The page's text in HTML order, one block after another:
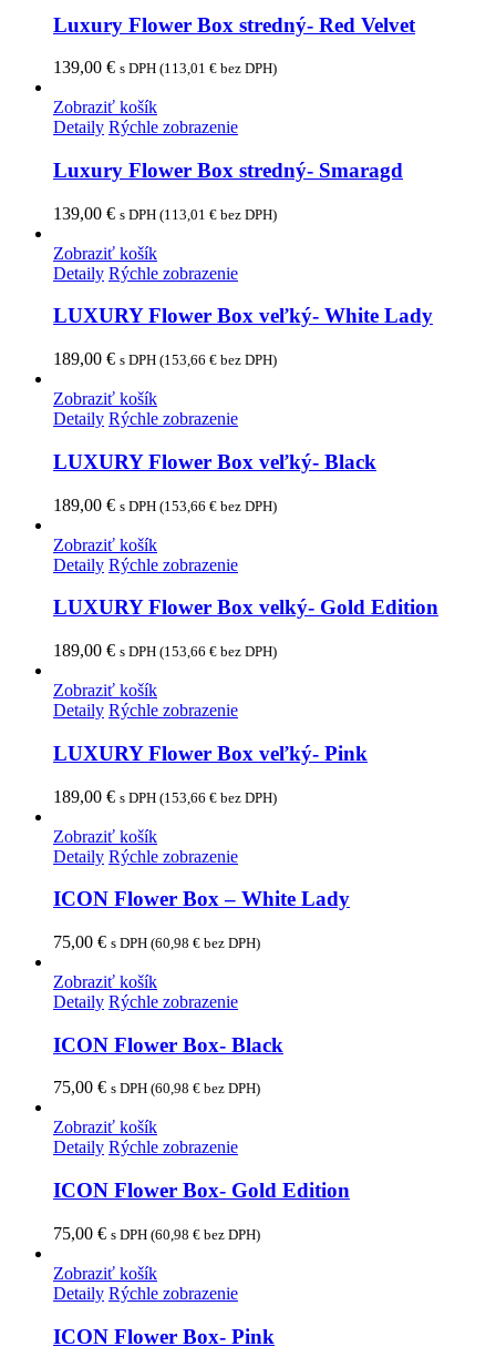
Luxury Flower Box stredný- Red Velvet
139,00 € s DPH (113,01 € bez DPH)
Zobraziť košík
Detaily Rýchle zobrazenie
Luxury Flower Box stredný- Smaragd
139,00 € s DPH (113,01 € bez DPH)
Zobraziť košík
Detaily Rýchle zobrazenie
LUXURY Flower Box veľký- White Lady
189,00 € s DPH (153,66 € bez DPH)
Zobraziť košík
Detaily Rýchle zobrazenie
LUXURY Flower Box veľký- Black
189,00 € s DPH (153,66 € bez DPH)
Zobraziť košík
Detaily Rýchle zobrazenie
LUXURY Flower Box velký- Gold Edition
189,00 € s DPH (153,66 € bez DPH)
Zobraziť košík
Detaily Rýchle zobrazenie
LUXURY Flower Box veľký- Pink
189,00 € s DPH (153,66 € bez DPH)
Zobraziť košík
Detaily Rýchle zobrazenie
ICON Flower Box – White Lady
75,00 € s DPH (60,98 € bez DPH)
Zobraziť košík
Detaily Rýchle zobrazenie
ICON Flower Box- Black
75,00 € s DPH (60,98 € bez DPH)
Zobraziť košík
Detaily Rýchle zobrazenie
ICON Flower Box- Gold Edition
75,00 € s DPH (60,98 € bez DPH)
Zobraziť košík
Detaily Rýchle zobrazenie
ICON Flower Box- Pink